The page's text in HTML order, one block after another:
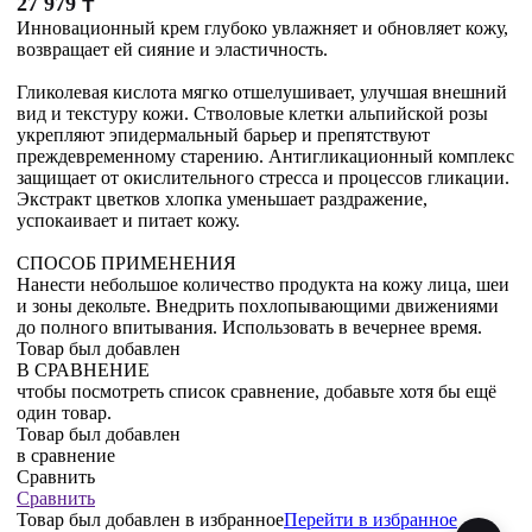
₸
Инновационный крем глубоко увлажняет и обновляет кожу,
возвращает ей сияние и эластичность.
Гликолевая кислота мягко отшелушивает, улучшая внешний
вид и текстуру кожи. Стволовые клетки альпийской розы
укрепляют эпидермальный барьер и препятствуют
преждевременному старению. Антигликационный комплекс
защищает от окислительного стресса и процессов гликации.
Экстракт цветков хлопка уменьшает раздражение,
успокаивает и питает кожу.
СПОСОБ ПРИМЕНЕНИЯ
Нанести небольшое количество продукта на кожу лица, шеи
и зоны декольте. Внедрить похлопывающими движениями
до полного впитывания. Использовать в вечернее время.
Товар был добавлен
В СРАВНЕНИЕ
чтобы посмотреть список сравнение, добавьте хотя бы ещё
один товар.
Товар был добавлен
в сравнение
Сравнить
Сравнить
Товар был добавлен в избранноеПерейти в избранное